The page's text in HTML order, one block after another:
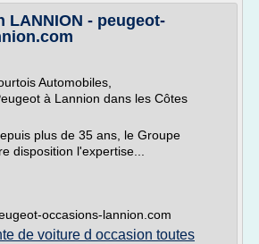
LANNION - peugeot-
Automobiles,
à Lannion dans les Côtes
plus de 35 ans, le Groupe
disposition l'expertise...
occasions-lannion.com
de voiture d occasion toutes